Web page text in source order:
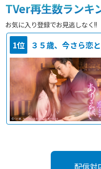
TVer再生数ランキ
お気に入り登録でお見逃しなく!!
1位